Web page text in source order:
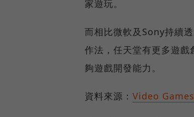
家遊玩。
而相比微軟及Sony持續
作法，任天堂有更多遊戲
夠遊戲開發能力。
資料來源： Video